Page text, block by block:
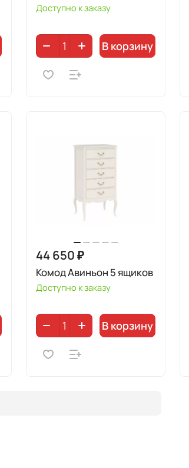
Доступно к заказу
В корзину
44 650 ₽
Комод Авиньон 5 ящиков
Доступно к заказу
В корзину